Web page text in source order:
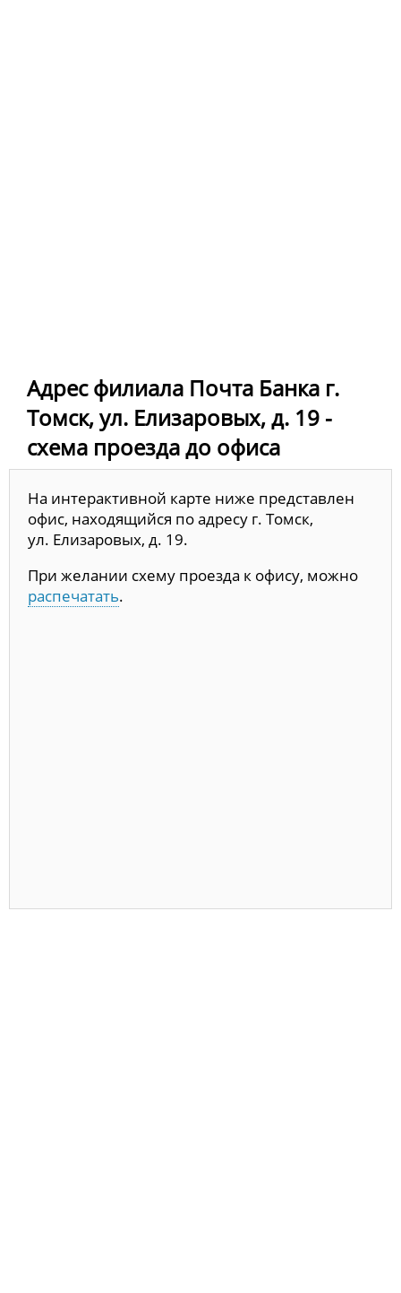
Адрес филиала Почта Банка г.
Томск, ул. Елизаровых, д. 19 -
схема проезда до офиса
На интерактивной карте ниже представлен
офис, находящийся по адресу г. Томск,
ул. Елизаровых, д. 19.
При желании схему проезда к офису, можно
распечатать.